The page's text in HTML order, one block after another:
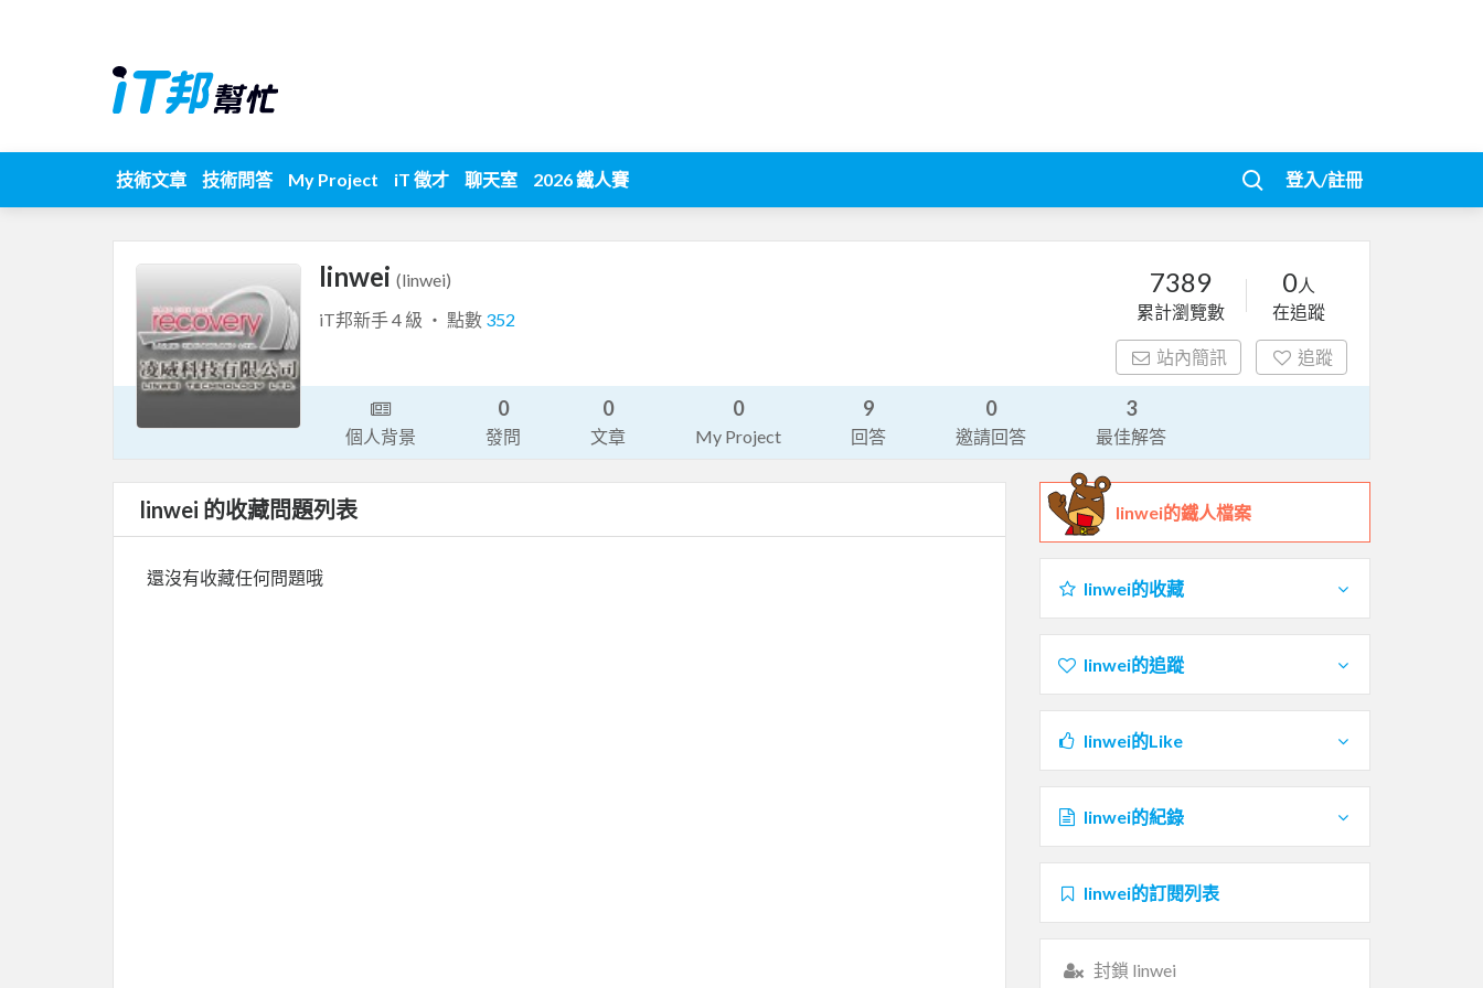
技術文章 技術問答 My Project iT 徵才 聊天室 2026 鐵人賽 登入/註冊
linwei (linwei)
iT邦新手 4 級 ‧ 點數 352
7389
累計瀏覽數
0人
在追蹤
站內簡訊 追蹤
個人背景
0
發問
0
文章
0
My Project
9
回答
0
邀請回答
3
最佳解答
linwei 的收藏問題列表
還沒有收藏任何問題哦
linwei的鐵人檔案
linwei的收藏
linwei的追蹤
linwei的Like
linwei的紀錄
linwei的訂閱列表
封鎖 linwei